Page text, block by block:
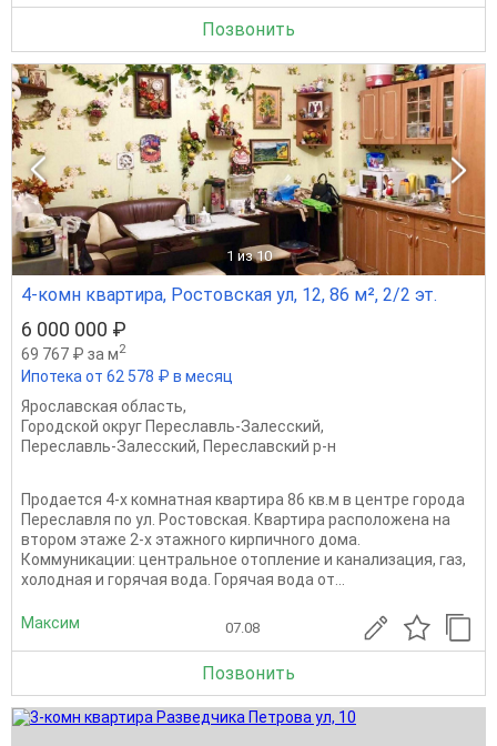
Позвонить
1 из 10
4-комн квартира, Ростовская ул, 12, 86 м², 2/2 эт.
6 000 000 ₽
69 767 ₽ за м2
Ипотека от 62 578 ₽ в месяц
Ярославская область,
Городской округ Переславль-Залесский,
Переславль-Залесский, Переславский р-н
Продается 4-х комнатная квартира 86 кв.м в центре города
Переславля по ул. Ростовская. Квартира расположена на
втором этаже 2-х этажного кирпичного дома.
Коммуникации: центральное отопление и канализация, газ,
холодная и горячая вода. Горячая вода от...
Максим 07.08
Позвонить